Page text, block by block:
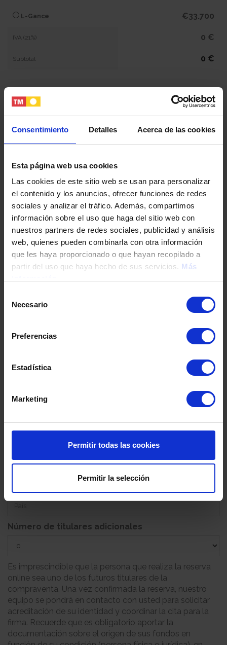
Consentimiento Detalles Acerca de las cookies
Esta página web usa cookies
Las cookies de este sitio web se usan para personalizar
el contenido y los anuncios, ofrecer funciones de redes
sociales y analizar el tráfico. Además, compartimos
información sobre el uso que haga del sitio web con
nuestros partners de redes sociales, publicidad y análisis
web, quienes pueden combinarla con otra información
que les haya proporcionado o que hayan recopilado a
partir del uso que haya hecho de sus servicios. Más
Necesario
Preferencias
Estadística
Marketing
Permitir todas las cookies
Permitir la selección
Tu nombre y apellidos
Tu email
Tu teléfono
DNI / Pasaporte / NIE
Código postal
Población
Número de titulares adicionales
Es imprescindible que la persona que realiza la reserva
online sea uno de los futuros titulares de la
compraventa. Una vez confirmada la reserva, nuestro
equipo se pondrá en contacto con usted para solicitar
acreditación de su identidad y coordinar la cita para la
firma. Recuerde que es obligatorio aportar la
documentación sobre el origen de sus fondos en
L-Gance €33.700
IVA (21%) 0 €
Subtotal 0 €
Total NaN €